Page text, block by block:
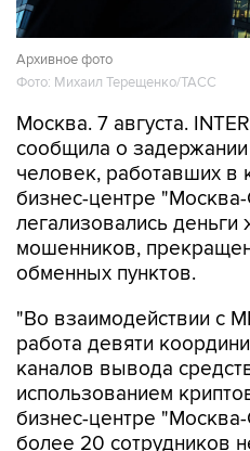
Архивное фото
Фото: Михаил Терещенко/ТАСС
Москва. 7 августа.
сообщила о
человек, работавших в
бизнес-центре
легализовались
мошенников,
обменных пунктов.
"Во взаимодействии с
работа девяти
каналов вывода
использованием
бизнес-центре
более 20 сотрудников